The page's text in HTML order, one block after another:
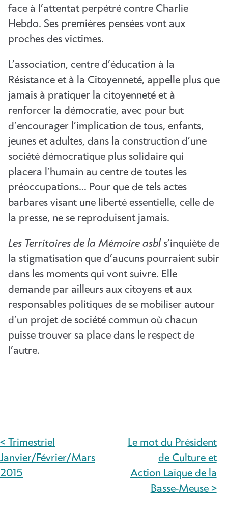
face à l’attentat perpétré contre Charlie
Hebdo. Ses premières pensées vont aux
proches des victimes.
L’association, centre d’éducation à la
Résistance et à la Citoyenneté, appelle plus que
jamais à pratiquer la citoyenneté et à
renforcer la démocratie, avec pour but
d’encourager l’implication de tous, enfants,
jeunes et adultes, dans la construction d’une
société démocratique plus solidaire qui
placera l’humain au centre de toutes les
préoccupations… Pour que de tels actes
barbares visant une liberté essentielle, celle de
la presse, ne se reproduisent jamais.
Les Territoires de la Mémoire asbl s’inquiète de
la stigmatisation que d’aucuns pourraient subir
dans les moments qui vont suivre. Elle
demande par ailleurs aux citoyens et aux
responsables politiques de se mobiliser autour
d’un projet de société commun où chacun
puisse trouver sa place dans le respect de
l’autre.
NAVIGATION
DE
< Trimestriel
Janvier/Février/Mars
2015
Le mot du Président
de Culture et
Action Laïque de la
Basse-Meuse >